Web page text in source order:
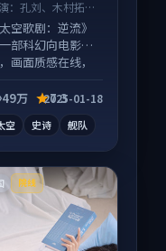
：孔刘、木村拓哉
太空歌剧：逆流》
部科幻向电影作
画面质感在线，
49万 7.3
2025-01-18
空 史诗 舰队
院线